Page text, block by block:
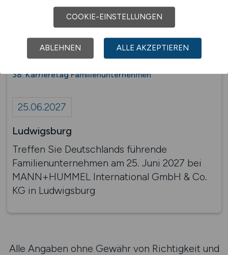
38. Karrieretag Familienunternehmen
25.06.2027
Ludwigsburg
Treffen Sie Deutschlands führende
Familienunternehmen am 25. Juni 2027 bei
MANN+HUMMEL International GmbH & Co.
KG in Ludwigsburg
Alle Angaben ohne Gewähr von Richtigkeit und
COOKIE-EINSTELLUNGEN
ABLEHNEN ALLE AKZEPTIEREN